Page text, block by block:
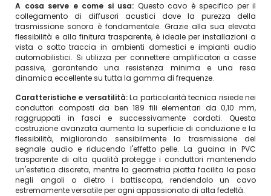
A cosa serve e come si usa: Questo cavo è specifico per il
collegamento di diffusori acustici dove la purezza della
trasmissione sonora è fondamentale. Grazie alla sua elevata
flessibilità e alla finitura trasparente, è ideale per installazioni a
vista o sotto traccia in ambienti domestici e impianti audio
automobilistici. Si utilizza per connettere amplificatori a casse
passive, garantendo una resistenza minima e una resa
dinamica eccellente su tutta la gamma di frequenze.
Caratteristiche e versatilità:La particolarità tecnica risiede nei
conduttori composti da ben 189 fili elementari da 0,10 mm,
raggruppati in fasci e successivamente cordati. Questa
costruzione avanzata aumenta la superficie di conduzione e la
flessibilità, migliorando sensibilmente la trasmissione del
segnale audio e riducendo l'effetto pelle. La guaina in PVC
trasparente di alta qualità protegge i conduttori mantenendo
un'estetica discreta, mentre la geometria piatta facilita la posa
negli angoli o dietro i battiscopa, rendendolo un cavo
estremamente versatile per ogni appassionato di alta fedeltà.